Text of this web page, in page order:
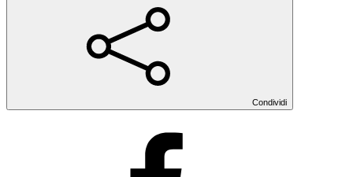
Condividi